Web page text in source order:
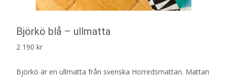
Björkö blå – ullmatta
2 190 kr
Björkö är en ullmatta från svenska Horredsmattan. Mattan